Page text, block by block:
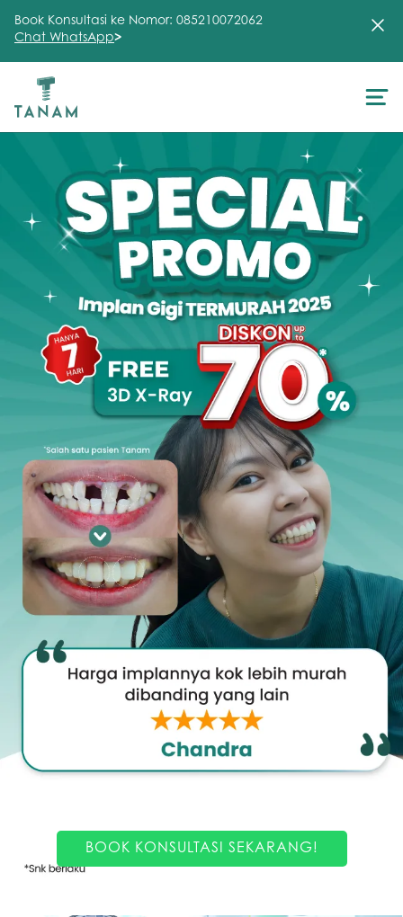
About Us
Testimonial
FAQ
Promo &
Deals
Book Konsultasi ke Nomor: 085210072062
Chat WhatsApp>
BOOK KONSULTASI SEKARANG!